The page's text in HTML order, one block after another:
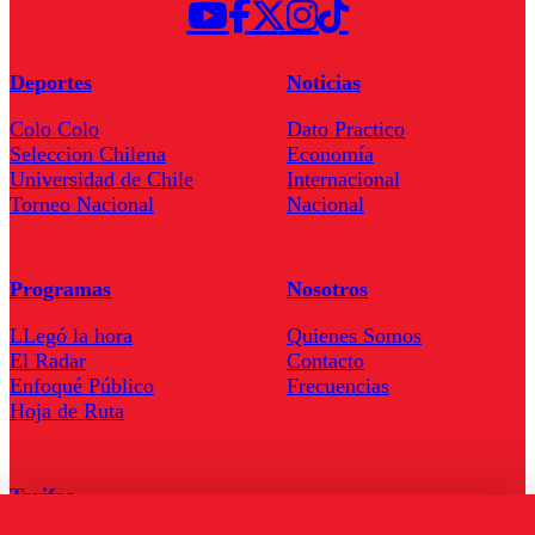
Deportes
Colo Colo
Seleccion Chilena
Universidad de Chile
Torneo Nacional
Noticias
Dato Practico
Economía
Internacional
Nacional
Programas
LLegó la hora
El Radar
Enfoqué Público
Hoja de Ruta
Nosotros
Quienes Somos
Contacto
Frecuencias
Tarifas